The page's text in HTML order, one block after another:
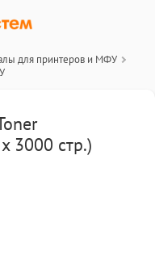
для принтеров и МФУ
3000 стр.)